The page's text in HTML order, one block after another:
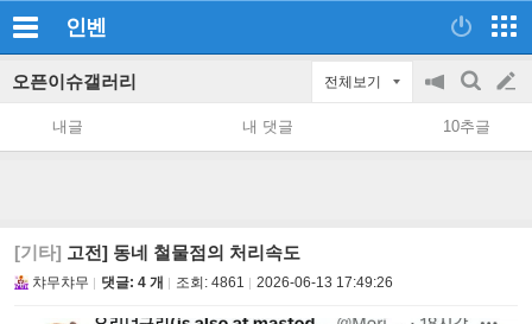
인벤
오픈이슈갤러리 전체보기
공
지
on/off
검
색
글
쓰
내글 내 댓글 10추글
[기타] 고전] 동네 철물점의 처리속도
챠무챠무 댓글: 4 개 조회: 4861 2026-06-13 17:49:26